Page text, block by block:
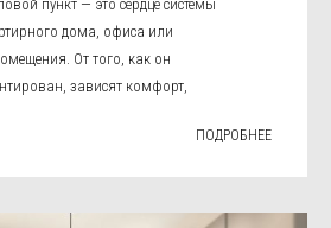
пункт — это сердце системы
дома, офиса или
От того, как он
зависят комфорт,
ПОДРОБНЕЕ